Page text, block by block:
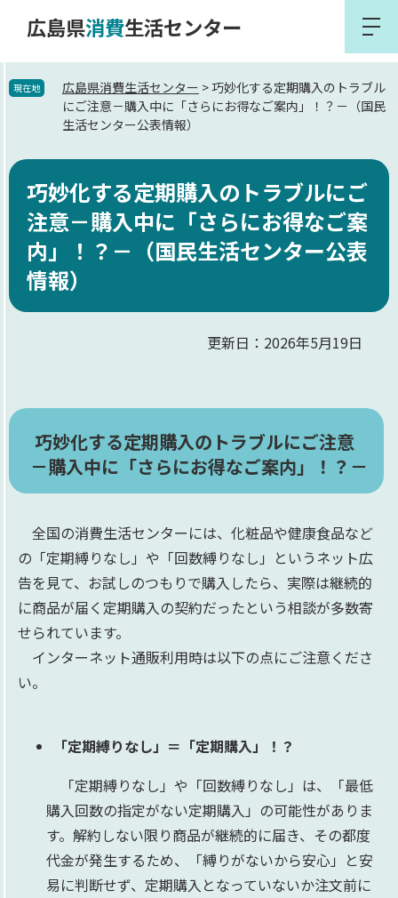
ジ
の
で
ュ
ー
ば
広島県消費生活センター
ニ
ー
現在地 広島県消費生活センター >巧妙化する定期購入のトラブル
にご注意－購入中に「さらにお得なご案内」！？－（国民
生活センター公表情報）
文
巧妙化する定期購入のトラブルにご
注意－購入中に「さらにお得なご案
内」！？－（国民生活センター公表
情報）
更新日：2026年5月19日
巧妙化する定期購入のトラブルにご注意
－購入中に「さらにお得なご案内」！？－​
全国の消費生活センターには、化粧品や健康食品など
の「定期縛りなし」や「回数縛りなし」というネット広
告を見て、お試しのつもりで購入したら、実際は継続的
に商品が届く定期購入の契約だったという相談が多数寄
せられています。
インターネット通販利用時は以下の点にご注意くださ
い。
「定期縛りなし」＝「定期購入」！？
「定期縛りなし」や「回数縛りなし」は、「最低
購入回数の指定がない定期購入」の可能性がありま
す。解約しない限り商品が継続的に届き、その都度
代金が発生するため、「縛りがないから安心」と安
易に判断せず、定期購入となっていないか注文前に